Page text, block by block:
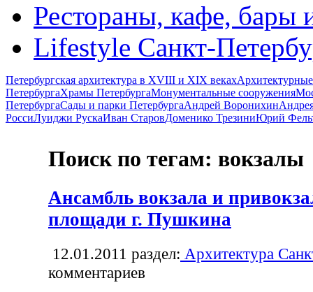
Рестораны, кафе, бары
Lifestyle Санкт-
Петербургская архитектура в XVIII и XIX веках
ПетербургаХрамы ПетербургаМонументальные сооружения
ПетербургаСады и парки ПетербургаАндрей Воронихин
РоссиЛуиджи РускаИван СтаровДоменико ТрезиниЮрий
Поиск по тегам: вокзалы
Ансамбль вокзала и
площади г. Пушкина
12.01.2011 раздел: Архитектура
комментариев